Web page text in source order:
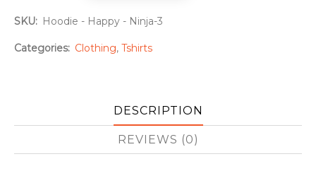
SKU: Hoodie - Happy - Ninja-3
Categories: Clothing, Tshirts
DESCRIPTION
REVIEWS (0)